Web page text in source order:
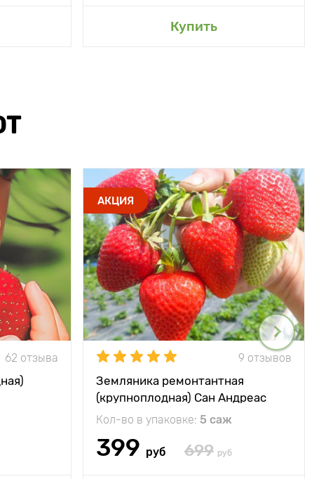
Купить
62 отзыва
АКЦИЯ
9 отзывов
Земляника ремонтантная
(крупноплодная) Сан Андреас
Кол-во в упаковке: 5 саж
399 руб 699 руб